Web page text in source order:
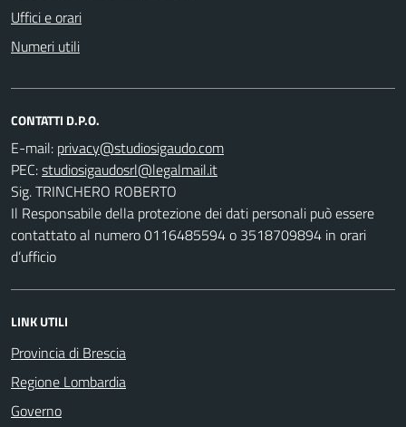
Uffici e orari
Numeri utili
CONTATTI D.P.O.
E-mail:
PEC:
Sig. TRINCHERO ROBERTO
Il Responsabile della protezione dei dati personali può essere
contattato al numero 0116485594 o 3518709894 in orari
d’ufficio
LINK UTILI
Provincia di Brescia
Regione Lombardia
Governo